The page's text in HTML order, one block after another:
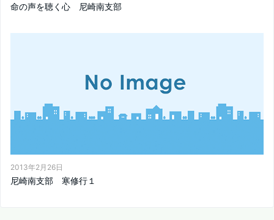
命の声を聴く心 尼崎南支部
2013年2月26日
尼崎南支部 寒修行１